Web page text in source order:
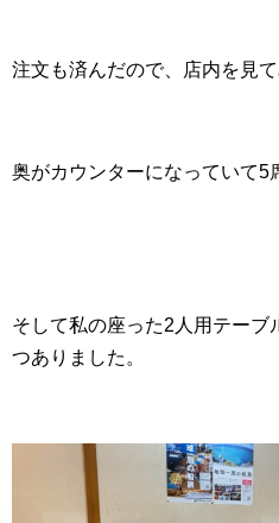
注文も済んだので、店内を見て
奥がカウンターになっていて5
そして私の座った2人用テーブ
つありました。